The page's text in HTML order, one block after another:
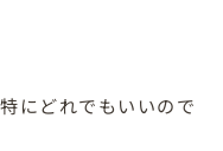
にどれでもいいので